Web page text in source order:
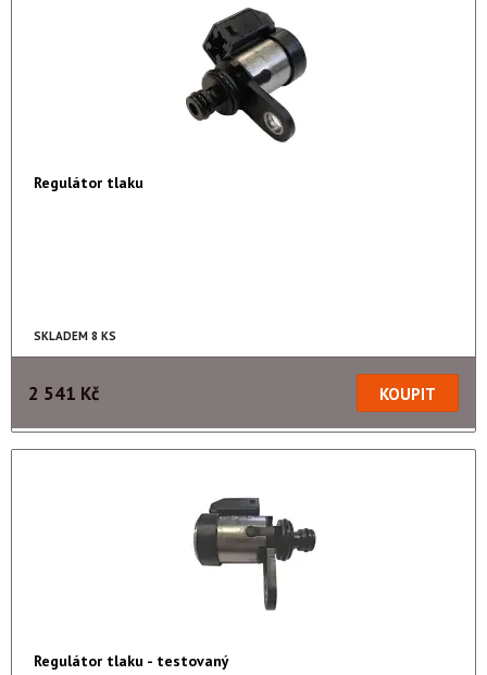
Regulátor tlaku
SKLADEM 8 KS
2 541 Kč
Regulátor tlaku - testovaný